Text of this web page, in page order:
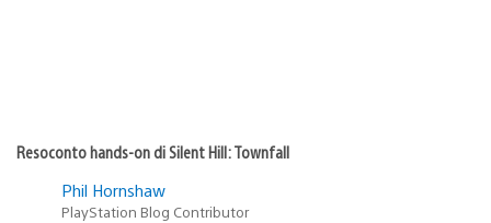
Resoconto hands-on di Silent Hill: Townfall
Phil Hornshaw
PlayStation Blog Contributor